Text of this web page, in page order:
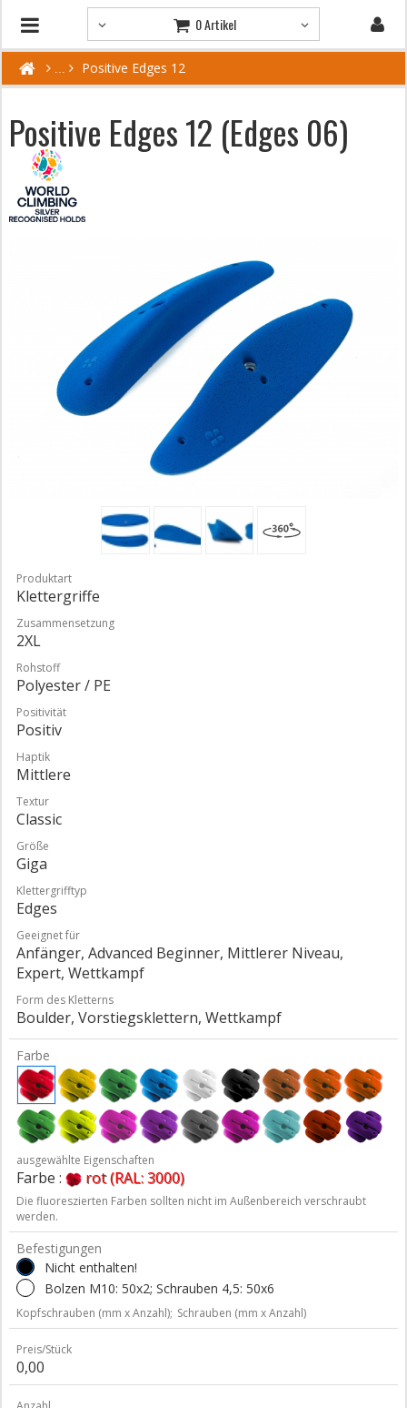
0 Artikel
Positive Edges 12
Positive Edges 12 (Edges 06)
Produktart
Klettergriffe
Zusammensetzung
2XL
Rohstoff
Polyester / PE
Positivität
Positiv
Haptik
Mittlere
Textur
Classic
Größe
Giga
Klettergrifftyp
Edges
Geeignet für
Anfänger, Advanced Beginner, Mittlerer Niveau,
Expert, Wettkampf
Form des Kletterns
Boulder, Vorstiegsklettern, Wettkampf
Farbe
ausgewählte Eigenschaften
Farbe : rot (RAL: 3000)
Die fluoreszierten Farben sollten nicht im Außenbereich verschraubt
werden.
Befestigungen
Nicht enthalten!
Bolzen M10: 50x2; Schrauben 4,5: 50x6
Kopfschrauben (mm x Anzahl); Schrauben (mm x Anzahl)
Preis/Stück
0,00